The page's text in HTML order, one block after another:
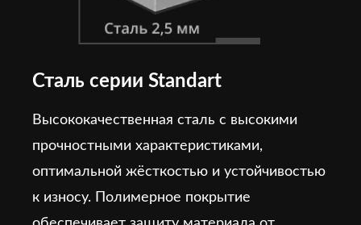
Сталь серии Standart
Высококачественная сталь с высокими
прочностными характеристиками,
оптимальной жёсткостью и устойчивостью
к износу. Полимерное покрытие